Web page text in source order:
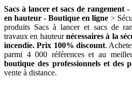
Sacs à lancer et sacs de rangement
en hauteur - Boutique en ligne >
produits Sacs à lancer et sacs de
travaux en hauteurnécessaires à la
incendie. Prix 100% discount.
parmi 4 000 références et au
boutique des professionnels et des
vente à distance.